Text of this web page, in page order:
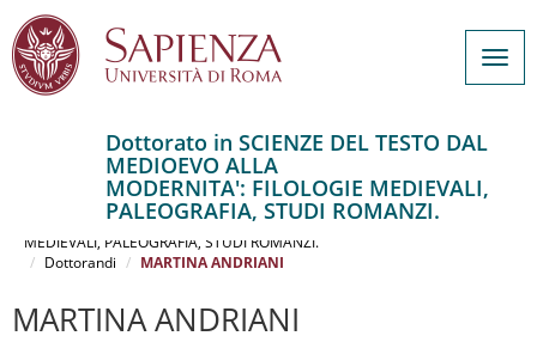
principale
Dottorato in SCIENZE DEL TESTO DAL
MEDIOEVO ALLA
MODERNITA': FILOLOGIE MEDIEVALI,
PALEOGRAFIA, STUDI ROMANZI.
SCIENZE DEL TESTO DAL MEDIOEVO ALLA MODERNITA': FILOLOGIE
MEDIEVALI, PALEOGRAFIA, STUDI ROMANZI.
Dottorandi
MARTINA ANDRIANI
MARTINA ANDRIANI